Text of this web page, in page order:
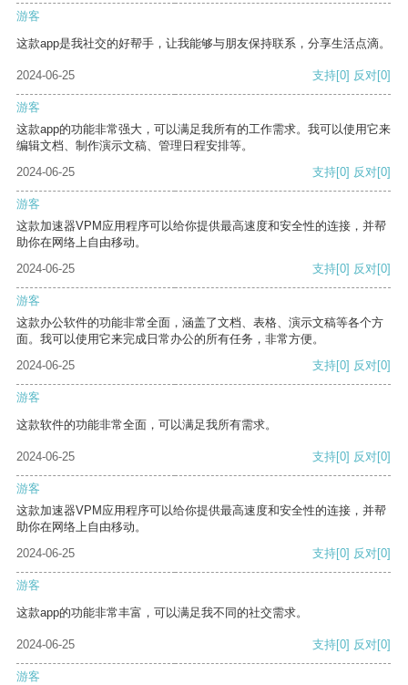
游客
这款app是我社交的好帮手，让我能够与朋友保持联系，分享生活点滴。
2024-06-25 支持[0] 反对[0]
游客
这款app的功能非常强大，可以满足我所有的工作需求。我可以使用它来
编辑文档、制作演示文稿、管理日程安排等。
2024-06-25
支持[0] 反对[0]
游客
这款加速器VPM应用程序可以给你提供最高速度和安全性的连接，并帮
助你在网络上自由移动。
2024-06-25
支持[0] 反对[0]
游客
这款办公软件的功能非常全面，涵盖了文档、表格、演示文稿等各个方
面。我可以使用它来完成日常办公的所有任务，非常方便。
2024-06-25
支持[0] 反对[0]
游客
这款软件的功能非常全面，可以满足我所有需求。
2024-06-25 支持[0] 反对[0]
游客
这款加速器VPM应用程序可以给你提供最高速度和安全性的连接，并帮
助你在网络上自由移动。
2024-06-25
支持[0] 反对[0]
游客
这款app的功能非常丰富，可以满足我不同的社交需求。
2024-06-25 支持[0] 反对[0]
游客